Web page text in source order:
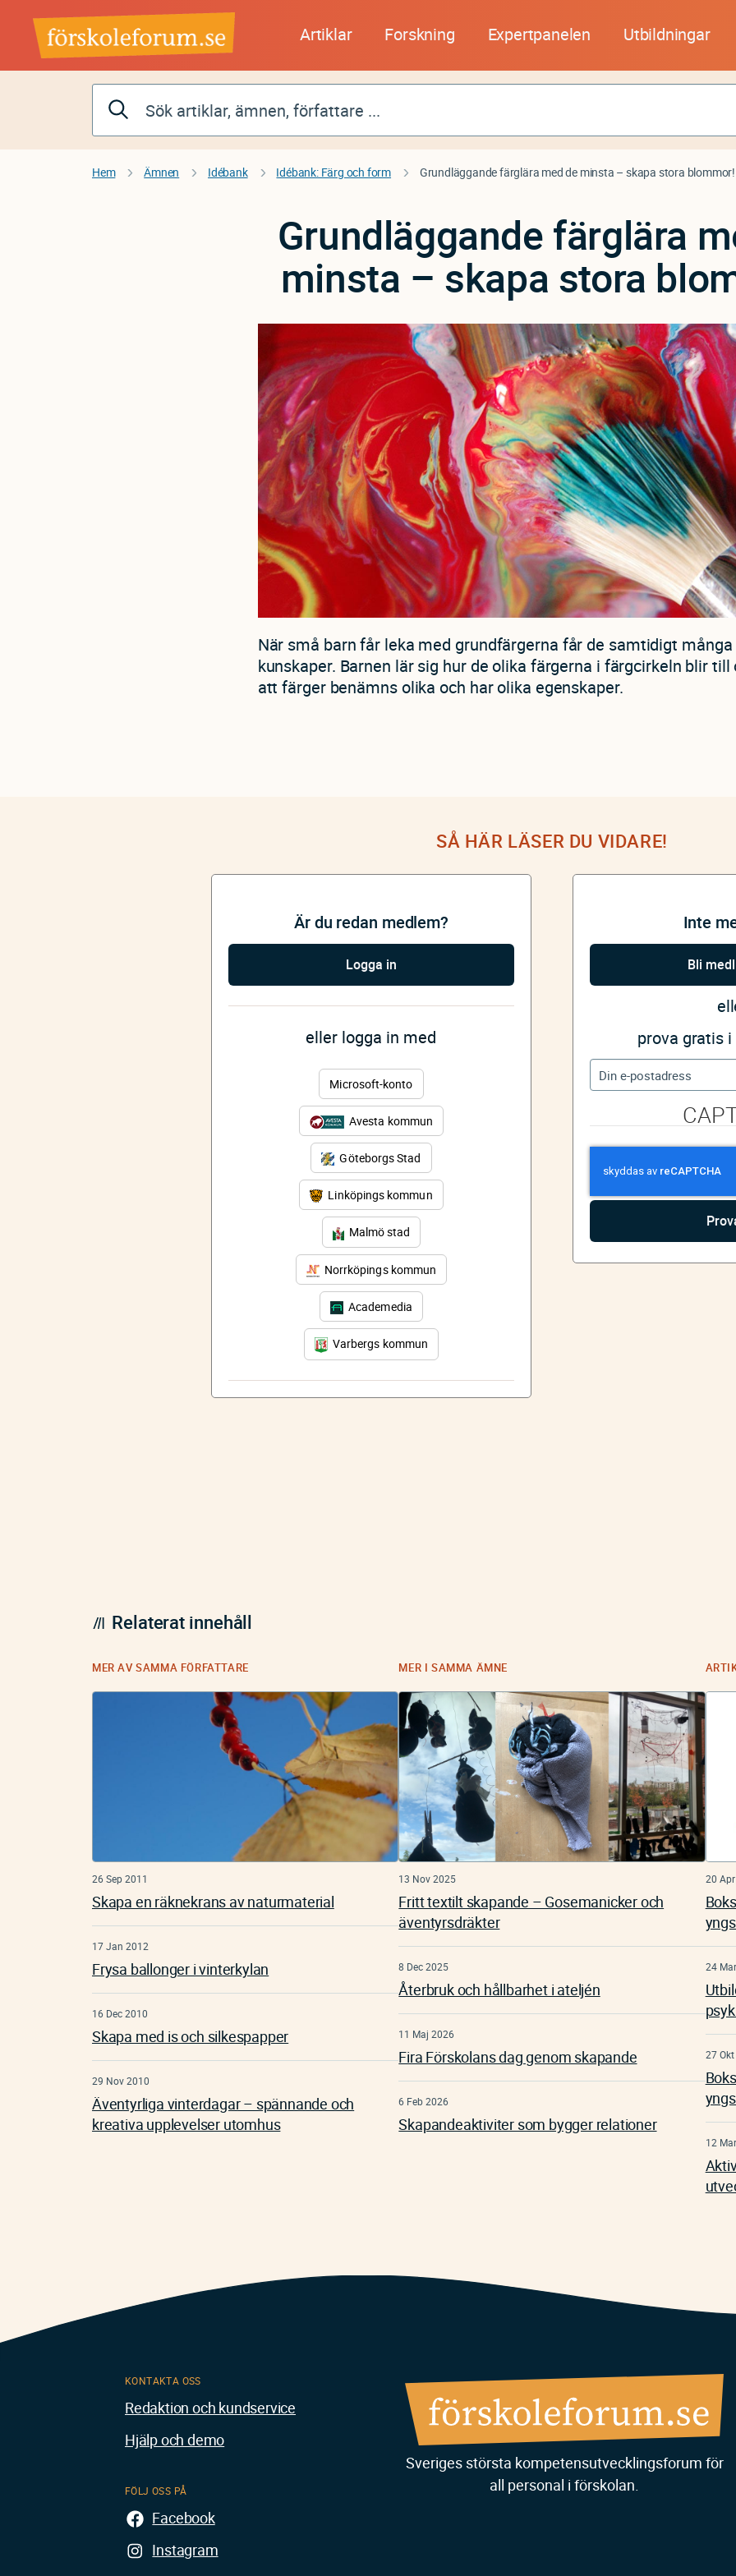
huvudinnehåll
Artiklar Forskning Expertpanelen Utbildningar
Hem Ämnen Idébank Idébank: Färg och form Grundläggande färglära med de minsta – skapa stora blommor!
Grundläggande färglära
minsta – skapa stora
När små barn får leka med grundfärgerna får de samtidigt
kunskaper. Barnen lär sig hur de olika färgerna i färgcirkeln blir till
att färger benämns olika och har olika egenskaper.
SÅ HÄR LÄSER DU VIDARE!
Är du redan medlem?
Logga in
eller logga in med
Microsoft-konto
Avesta kommun
Göteborgs Stad
Linköpings kommun
Malmö stad
Norrköpings kommun
Academedia
Varbergs kommun
Inte
Bli
prova gratis
Relaterat innehåll
MER AV SAMMA FÖRFATTARE
26 Sep 2011
Skapa en räknekrans av naturmaterial
17 Jan 2012
Frysa ballonger i vinterkylan
16 Dec 2010
Skapa med is och silkespapper
29 Nov 2010
Äventyrliga vinterdagar – spännande och
kreativa upplevelser utomhus
MER I SAMMA ÄMNE
13 Nov 2025
Fritt textilt skapande – Gosemanicker och
äventyrsdräkter
8 Dec 2025
Återbruk och hållbarhet i ateljén
11 Maj 2026
Fira Förskolans dag genom skapande
6 Feb 2026
Skapandeaktiviter som bygger relationer
20
24
27
12
Sveriges största kompetensutvecklingsforum för
all personal i förskolan.
KONTAKTA OSS
Redaktion och kundservice
Hjälp och demo
FÖLJ OSS PÅ
Facebook
Instagram